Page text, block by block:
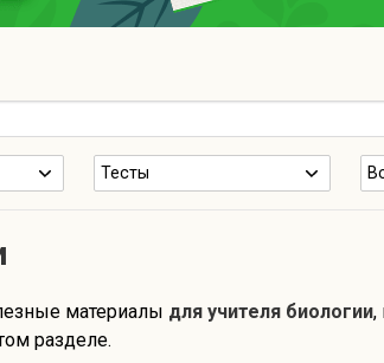
Тесты
материалы для учителя биологии,
разделе.